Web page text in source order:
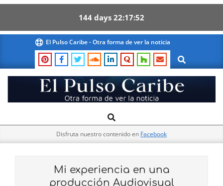
144 days 22 17 50
content
El Pulso Caribe - Otra forma de ver la noticia
Search
El
Pulso
Navigation
Search
Disfruta nuestro contenido en Facebook
Mi experiencia en una
producción Audiovisual